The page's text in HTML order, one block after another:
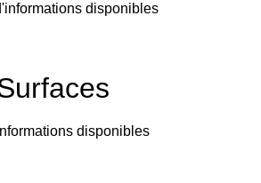
disponibles
disponibles